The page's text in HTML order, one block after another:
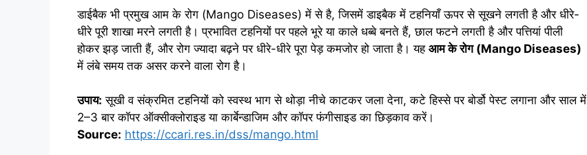
डाईबैक भी प्रमुख आम के रोग (Mango Diseases) में से है, जिसमें डाइबैक में टहनियाँ ऊपर से सूखने लगती है और धीरे-
धीरे पूरी शाखा मरने लगती है। प्रभावित टहनियों पर पहले भूरे या काले धब्बे बनते हैं, छाल फटने लगती है और पत्तियां पीली
होकर झड़ जाती हैं, और रोग ज्यादा बढ़ने पर धीरे-धीरे पूरा पेड़ कमजोर हो जाता है। यह आम के रोग (Mango Diseases)
में लंबे समय तक असर करने वाला रोग है।
उपाय: सूखी व संक्रमित टहनियों को स्वस्थ भाग से थोड़ा नीचे काटकर जला देना, कटे हिस्से पर बोर्डो पेस्ट लगाना और साल में
2–3 बार कॉपर ऑक्सीक्लोराइड या कार्बेन्डाजिम और कॉपर फंगीसाइड का छिड़काव करें।
Source: https://ccari.res.in/dss/mango.html